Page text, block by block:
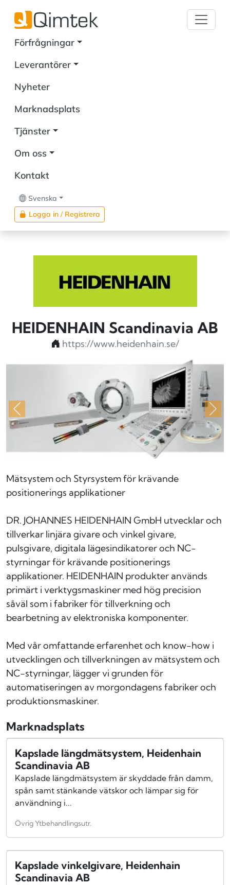
Förfrågningar
Leverantörer
Nyheter
Marknadsplats
Tjänster
Om oss
Kontakt
Svenska
Logga in / Registrera
HEIDENHAIN Scandinavia AB
https://www.heidenhain.se/
Föregående
Mätsystem och Styrsystem för krävande
positionerings applikationer
DR. JOHANNES HEIDENHAIN GmbH utvecklar och
tillverkar linjära givare och vinkel givare,
pulsgivare, digitala lägesindikatorer och NC-
styrningar för krävande positionerings
applikationer. HEIDENHAIN produkter används
primärt i verktygsmaskiner med hög precision
såväl som i fabriker för tillverkning och
bearbetning av elektroniska komponenter.
Med vår omfattande erfarenhet och know-how i
utvecklingen och tillverkningen av mätsystem och
NC-styrningar, lägger vi grunden för
automatiseringen av morgondagens fabriker och
produktionsmaskiner.
Marknadsplats
Kapslade längdmätsystem, Heidenhain
Scandinavia AB
Kapslade längdmätsystem är skyddade från damm,
spån samt stänkande vätskor och lämpar sig för
användning i...
Övrig Ytbehandlingsutr.
Kapslade vinkelgivare, Heidenhain
Scandinavia AB